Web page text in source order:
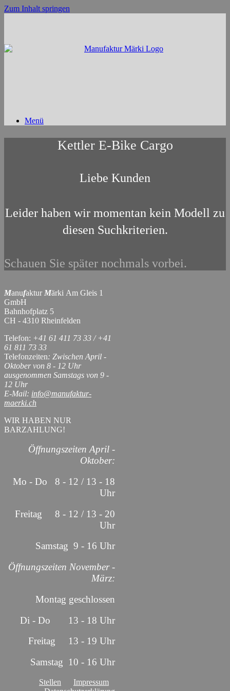
Zum Inhalt springen
Menü
Kettler E-Bike Cargo
Liebe Kunden
Leider haben wir momentan kein Modell zu
diesen Suchkriterien.
Schauen Sie später nochmals vorbei.
Manufaktur Märki Am Gleis 1
GmbH
Bahnhofplatz 5
CH - 4310 Rheinfelden
Telefon: +41 61 411 73 33 / +41
61 811 73 33
Telefonzeiten: Zwischen April -
Oktober von 8 - 12 Uhr
ausgenommen Samstags von 9 -
12 Uhr
E-Mail: info@manufaktur-
maerki.ch
WIR HABEN NUR
BARZAHLUNG!
Öffnungszeiten April -
Oktober:
Mo - Do 8 - 12 / 13 - 18
Uhr
Freitag 8 - 12 / 13 - 20
Uhr
Samstag 9 - 16 Uhr
Öffnungszeiten November -
März:
Montag geschlossen
Di - Do 13 - 18 Uhr
Freitag 13 - 19 Uhr
Samstag 10 - 16 Uhr
Stellen
Impressum